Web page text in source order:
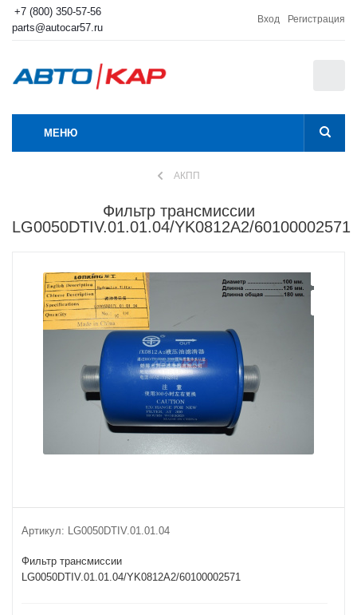
+7 (800) 350-57-56
parts@autocar57.ru
Вход Регистрация
МЕНЮ
АКПП
Фильтр трансмиссии
LG0050DTIV.01.01.04/YK0812A2/60100002571
Артикул: LG0050DTIV.01.01.04
Фильтр трансмиссии
LG0050DTIV.01.01.04/YK0812A2/60100002571